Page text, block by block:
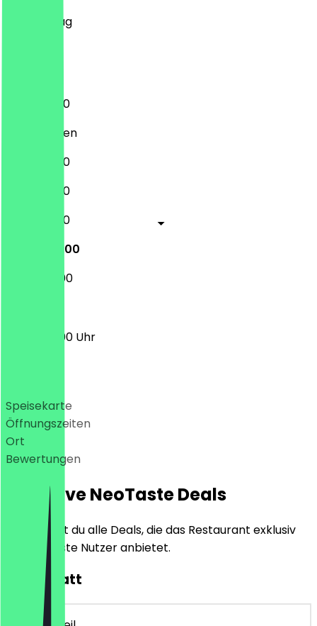
Donnerstag
11:00 - 22:00
Geschlossen
11:00 - 22:00
11:00 - 22:00
11:00 - 22:00
12:00 - 22:00
12:00 - 22:00
12:00 - 22:00 Uhr
Speisekarte
Öffnungszeiten
Ort
Bewertungen
Exklusive NeoTaste Deals
Hier findest du alle Deals, die das Restaurant exklusiv
für NeoTaste Nutzer anbietet.
10€ Rabatt